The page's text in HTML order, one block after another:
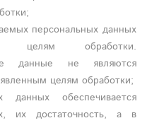
персональных данных
целям обработки.
данные не являются
целям обработки;
данных обеспечивается
их достаточность, а в